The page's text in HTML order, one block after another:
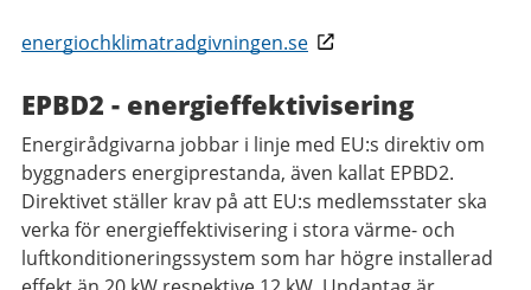
energiochklimatradgivningen.se
EPBD2 - energieffektivisering
Energirådgivarna jobbar i linje med EU:s direktiv om
byggnaders energiprestanda, även kallat EPBD2.
Direktivet ställer krav på att EU:s medlemsstater ska
verka för energieffektivisering i stora värme- och
luftkonditioneringssystem som har högre installerad